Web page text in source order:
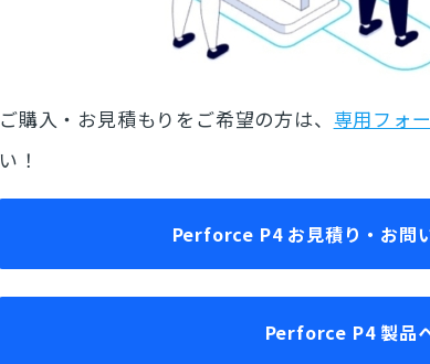
ご購入・お見積もりをご希望の方は、 専用フォ
い！
Perforce P4 お見積り・お問
Perforce P4 製品